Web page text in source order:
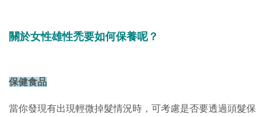
關於女性雄性禿要如何保養呢？
保健食品
當你發現有出現輕微掉髮情況時，可考慮是否要透過頭髮保